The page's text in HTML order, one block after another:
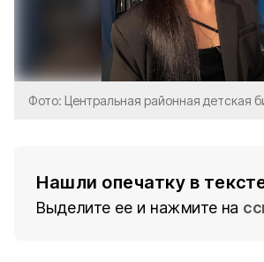
Фото: Центральная районная детская
Нашли опечатку в
Выделите ее и нажмите на